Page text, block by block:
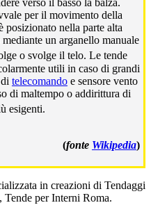
verso il basso la balza.
per il movimento della
posizionato nella parte alta
un arganello manuale
o svolge il telo. Le tende
utili in caso di grandi
telecomando e sensore vento
di maltempo o addirittura di
esigenti.
(fonte Wikipedia)
in creazioni di Tendaggi
Tende per Interni Roma.